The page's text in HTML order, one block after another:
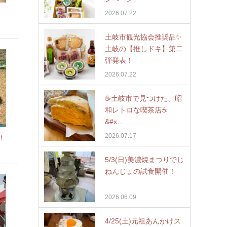
2026.07.22
土岐市観光協会推奨品✨
土岐の【推しドキ】第二
弾発表！
2026.07.22
☕️土岐市で見つけた、昭
和レトロな喫茶店☕
&#x…
2026.07.17
5/3(日)美濃焼まつりでじ
ねんじょの試食開催！
2026.06.09
4/25(土)元祖あんかけス